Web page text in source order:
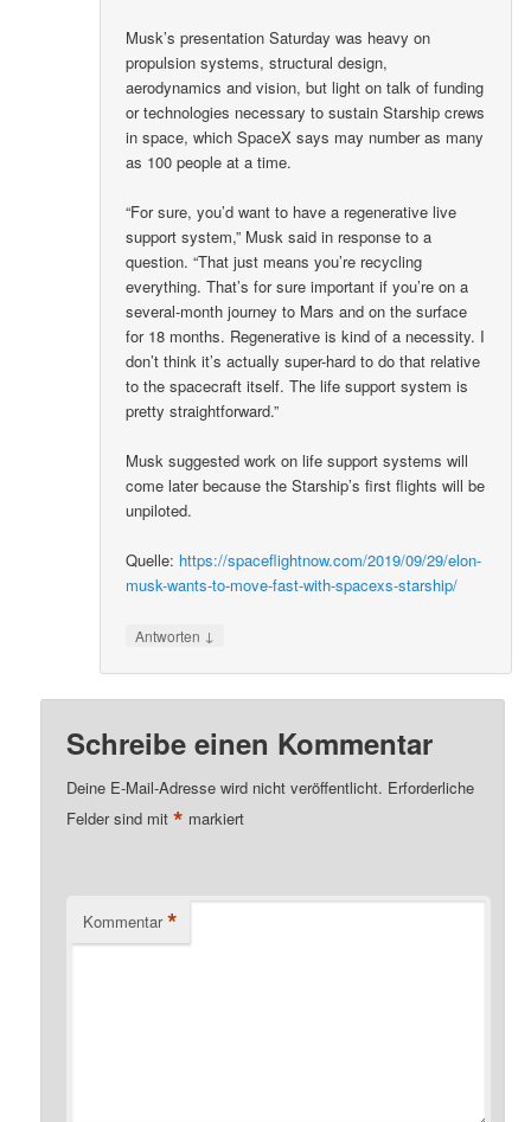
Musk’s presentation Saturday was heavy on
propulsion systems, structural design,
aerodynamics and vision, but light on talk of funding
or technologies necessary to sustain Starship crews
in space, which SpaceX says may number as many
as 100 people at a time.
“For sure, you’d want to have a regenerative live
support system,” Musk said in response to a
question. “That just means you’re recycling
everything. That’s for sure important if you’re on a
several-month journey to Mars and on the surface
for 18 months. Regenerative is kind of a necessity. I
don’t think it’s actually super-hard to do that relative
to the spacecraft itself. The life support system is
pretty straightforward.”
Musk suggested work on life support systems will
come later because the Starship’s first flights will be
unpiloted.
Quelle: https://spaceflightnow.com/2019/09/29/elon-
musk-wants-to-move-fast-with-spacexs-starship/
Antworten ↓
Schreibe einen Kommentar
Deine E-Mail-Adresse wird nicht veröffentlicht. Erforderliche
Felder sind mit* markiert
Kommentar *